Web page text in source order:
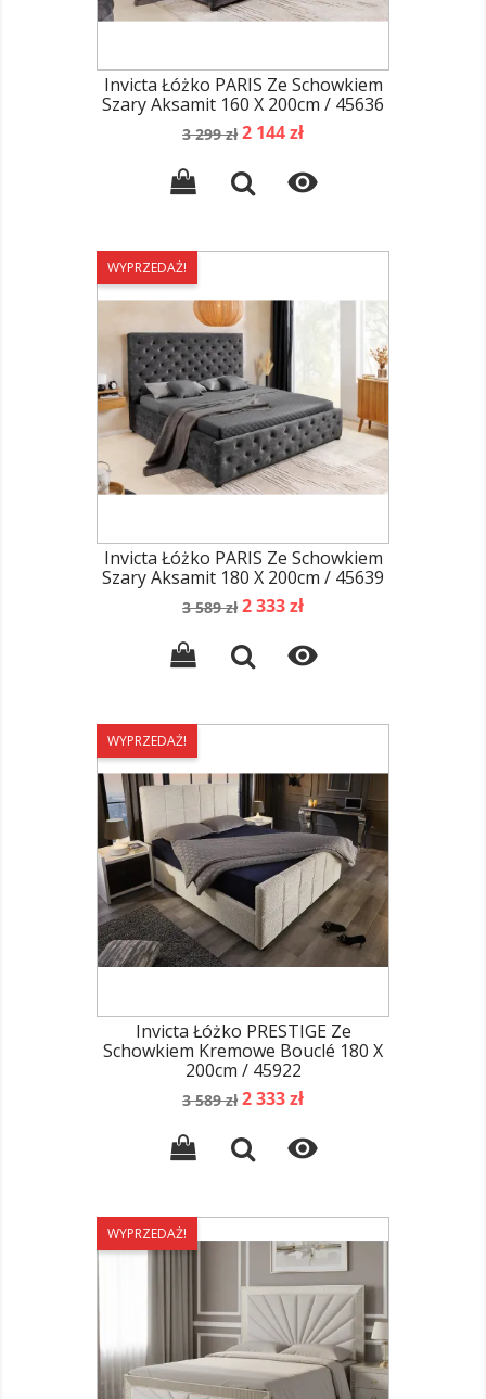
Invicta Łóżko PARIS Ze Schowkiem
Szary Aksamit 160 X 200cm / 45636
Cena
3 299 zł Cena
2 144 zł

WYPRZEDAŻ!
Invicta Łóżko PARIS Ze Schowkiem
Szary Aksamit 180 X 200cm / 45639
Cena
3 589 zł Cena
2 333 zł

WYPRZEDAŻ!
Invicta Łóżko PRESTIGE Ze
Schowkiem Kremowe Bouclé 180 X
200cm / 45922
Cena
3 589 zł Cena
2 333 zł

WYPRZEDAŻ!